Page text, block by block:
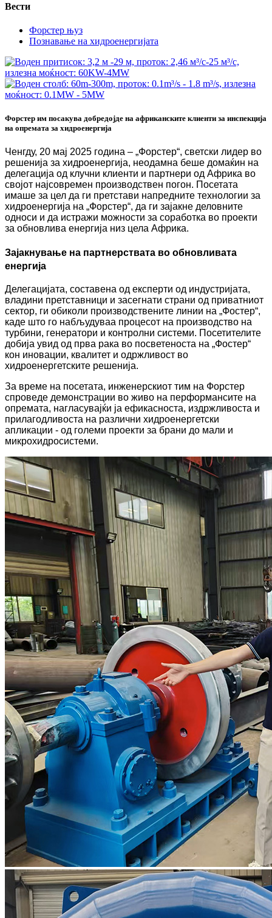
Вести
Форстер њуз
Познавање на хидроенергијата
Форстер им посакува добредојде на африканските клиенти за инспекција
на опремата за хидроенергија
Ченгду, 20 мај 2025 година – „Форстер“, светски лидер во
решенија за хидроенергија, неодамна беше домаќин на
делегација од клучни клиенти и партнери од Африка во
својот најсовремен производствен погон. Посетата
имаше за цел да ги претстави напредните технологии за
хидроенергија на „Форстер“, да ги зајакне деловните
односи и да истражи можности за соработка во проекти
за обновлива енергија низ цела Африка.
Зајакнување на партнерствата во обновливата
енергија
Делегацијата, составена од експерти од индустријата,
владини претставници и засегнати страни од приватниот
сектор, ги обиколи производствените линии на „Фостер“,
каде што го набљудуваа процесот на производство на
турбини, генератори и контролни системи. Посетителите
добија увид од прва рака во посветеноста на „Фостер“
кон иновации, квалитет и одржливост во
хидроенергетските решенија.
За време на посетата, инженерскиот тим на Форстер
спроведе демонстрации во живо на перформансите на
опремата, нагласувајќи ја ефикасноста, издржливоста и
прилагодливоста на различни хидроенергетски
апликации - од големи проекти за брани до мали и
микрохидросистеми.